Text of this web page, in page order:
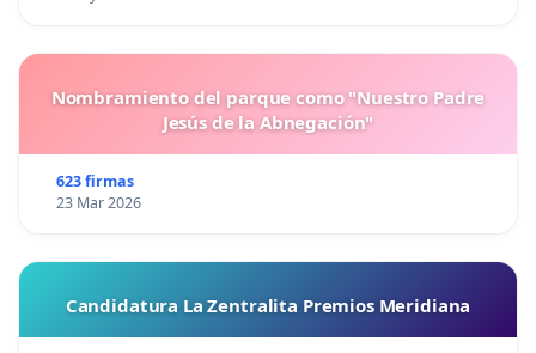
Nombramiento del parque como "Nuestro Padre
Jesús de la Abnegación"
623 firmas
23 Mar 2026
Candidatura La Zentralita Premios Meridiana